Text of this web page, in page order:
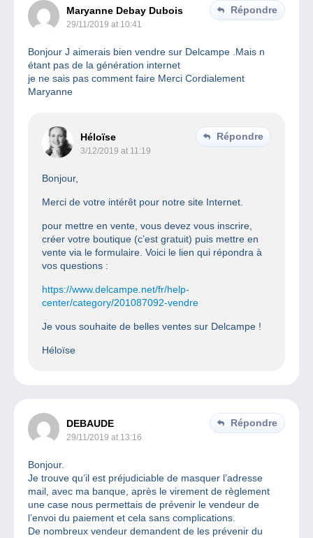
Maryanne Debay Dubois
29/11/2019 at 10:41
Répondre
Bonjour J aimerais bien vendre sur Delcampe .Mais n
étant pas de la génération internet
je ne sais pas comment faire Merci Cordialement
Maryanne
Héloïse
3/12/2019 at 11:19
Répondre
Bonjour,
Merci de votre intérêt pour notre site Internet.
pour mettre en vente, vous devez vous inscrire,
créer votre boutique (c’est gratuit) puis mettre en
vente via le formulaire. Voici le lien qui répondra à
vos questions :
https://www.delcampe.net/fr/help-
center/category/201087092-vendre
Je vous souhaite de belles ventes sur Delcampe !
Héloïse
DEBAUDE
29/11/2019 at 13:16
Répondre
Bonjour.
Je trouve qu’il est préjudiciable de masquer l’adresse
mail, avec ma banque, après le virement de règlement
une case nous permettais de prévenir le vendeur de
l’envoi du paiement et cela sans complications.
De nombreux vendeur demandent de les prévenir du